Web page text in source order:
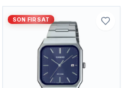
SON FIRSAT